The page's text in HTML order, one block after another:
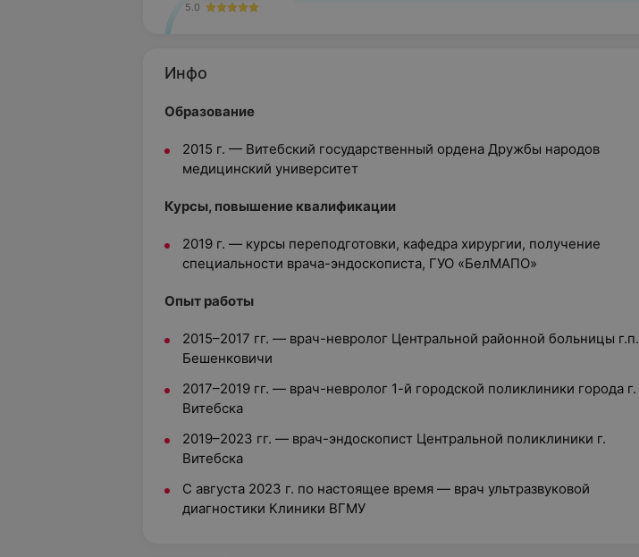
5.0
Инфо
Образование
2015 г. — Витебский государственный ордена Дружбы народов
медицинский университет
Курсы, повышение квалификации
2019 г. — курсы переподготовки, кафедра хирургии, получение
специальности врача-эндоскописта, ГУО «БелМАПО»
Опыт работы
2015–2017 гг. — врач-невролог Центральной районной больницы г.п.
Бешенковичи
2017–2019 гг. — врач-невролог 1-й городской поликлиники города г.
Витебска
2019–2023 гг. — врач-эндоскопист Центральной поликлиники г.
Витебска
С августа 2023 г. по настоящее время — врач ультразвуковой
диагностики Клиники ВГМУ